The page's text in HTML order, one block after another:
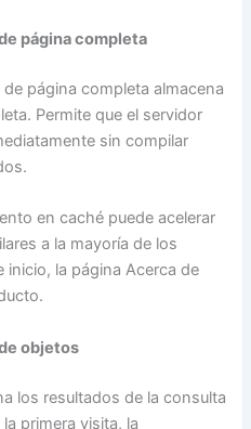
página completa
página completa almacena
Permite que el servidor
sin compilar
en caché puede acelerar
a la mayoría de los
la página Acerca de
objetos
los resultados de la consulta
primera visita, la